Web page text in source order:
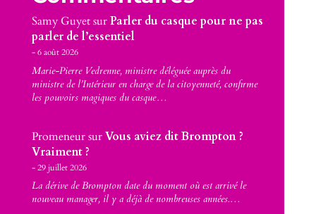
Samy GuyetsurParler du casque pour ne pas
parler de l’essentiel
6 août 2026
Marie-Pierre Vedrenne, ministre déléguée auprès du
ministre de l’Intérieur en charge de la citoyenneté, confirme
les pouvoirs magiques du casque…
PromeneursurVous aviez dit Brompton ?
Vraiment ?
29 juillet 2026
La dérive de Brompton date du moment où est arrivé le
nouveau manager, il y a déjà de nombreuses années.…